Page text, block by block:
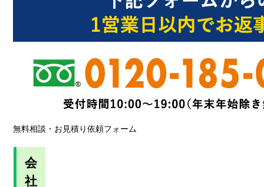
無料相談・お見積り依頼フォーム
会
社